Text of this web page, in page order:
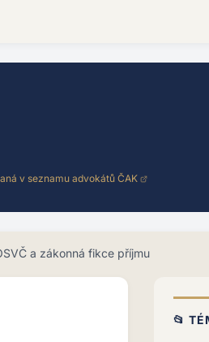
v seznamu advokátů ČAK
a zákonná fikce příjmu
📂